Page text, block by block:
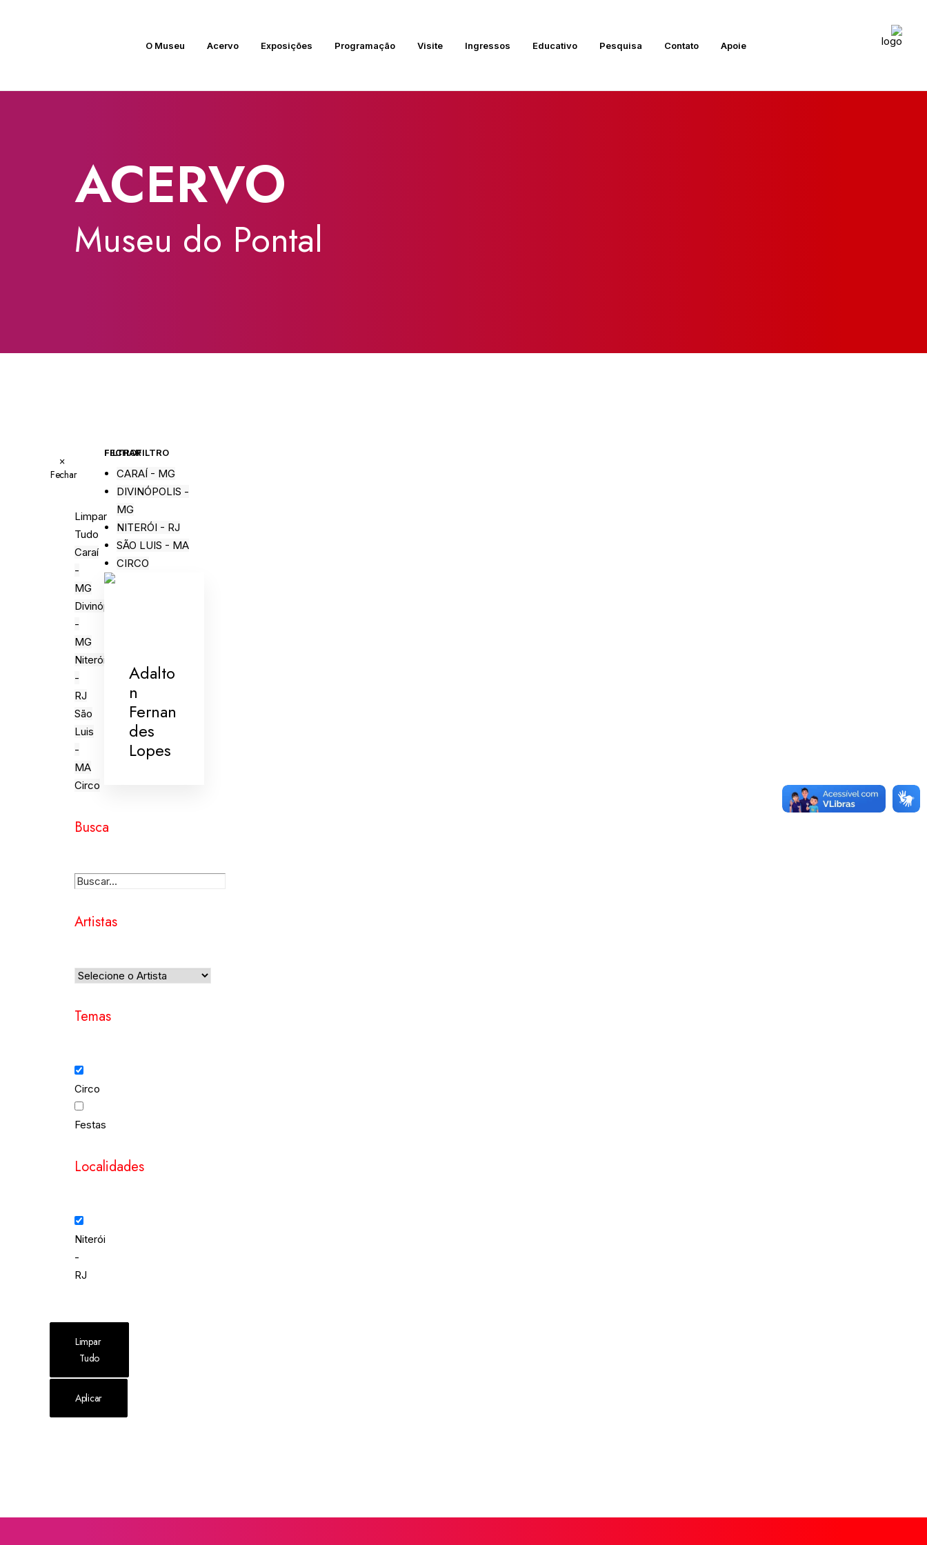
O Museu Acervo Exposições Programação Visite Ingressos Educativo Pesquisa Contato Apoie
ACERVO
Museu do Pontal
×
Fechar
Limpar
Tudo
Caraí
-
MG
Divinópolis
-
MG
Niterói
-
RJ
São
Luis
-
MA
Circo
Busca
Artistas
Temas
Circo
Festas
Localidades
Niterói
-
RJ
Limpar
Tudo
Aplicar
FECHAR FILTROFILTRO
CARAÍ - MG
DIVINÓPOLIS -
MG
NITERÓI - RJ
SÃO LUIS - MA
CIRCO
Adalto
n
Fernan
des
Lopes